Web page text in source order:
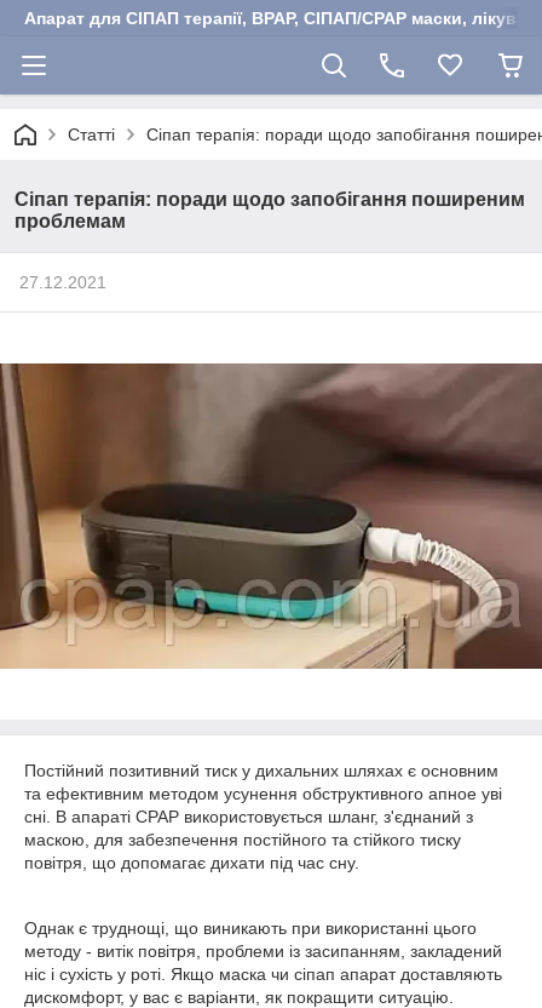
Апарат для СІПАП терапії, BPAP, СІПАП/CPAP маски,
Статті Сіпап терапія: поради щодо запобігання
Сіпап терапія: поради щодо запобігання поширеним
проблемам
27.12.2021
Постійний позитивний тиск у дихальних шляхах є основним
та ефективним методом усунення обструктивного апное уві
сні. В апараті CPAP використовується шланг, з'єднаний з
маскою, для забезпечення постійного та стійкого тиску
повітря, що допомагає дихати під час сну.
Однак є труднощі, що виникають при використанні цього
методу - витік повітря, проблеми із засипанням, закладений
ніс і сухість у роті. Якщо маска чи сіпап апарат доставляють
дискомфорт, у вас є варіанти, як покращити ситуацію.